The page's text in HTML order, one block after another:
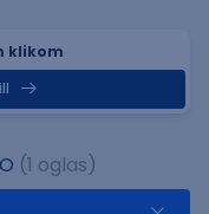
klikom
(1 oglas)